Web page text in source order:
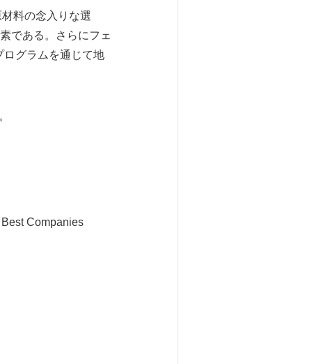
料の念入りな選
である。さらにフェ
ログラムを通じて地
Companies